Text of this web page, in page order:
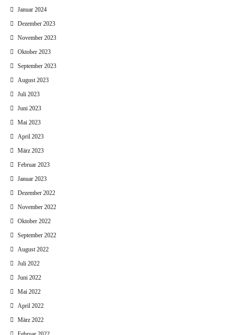
Januar 2024
Dezember 2023
November 2023
Oktober 2023
September 2023
August 2023
Juli 2023
Juni 2023
Mai 2023
April 2023
März 2023
Februar 2023
Januar 2023
Dezember 2022
November 2022
Oktober 2022
September 2022
August 2022
Juli 2022
Juni 2022
Mai 2022
April 2022
März 2022